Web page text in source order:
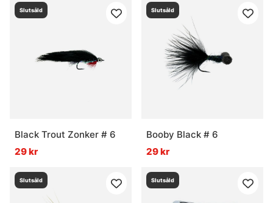
Slutsåld
Black Trout Zonker # 6
29 kr
Slutsåld
Booby Black # 6
29 kr
Slutsåld Slutsåld